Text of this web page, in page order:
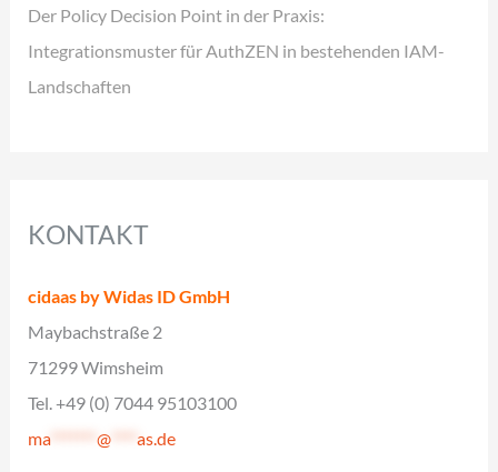
Der Policy Decision Point in der Praxis:
Integrationsmuster für AuthZEN in bestehenden IAM-
Landschaften
KONTAKT
cidaas by Widas ID GmbH
Maybachstraße 2
71299 Wimsheim
Tel. +49 (0) 7044 95103100
ma*******@ ****as.de